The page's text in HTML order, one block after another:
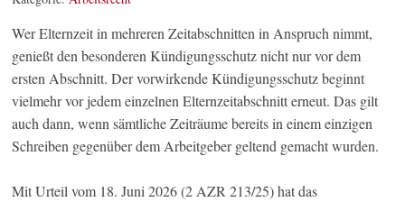
Wer Elternzeit in mehreren Zeitabschnitten in Anspruch nimmt,
genießt den besonderen Kündigungsschutz nicht nur vor dem
ersten Abschnitt. Der vorwirkende Kündigungsschutz beginnt
vielmehr vor jedem einzelnen Elternzeitabschnitt erneut. Das gilt
auch dann, wenn sämtliche Zeiträume bereits in einem einzigen
Schreiben gegenüber dem Arbeitgeber geltend gemacht wurden.
Mit Urteil vom 18. Juni 2026 (2 AZR 213/25) hat das